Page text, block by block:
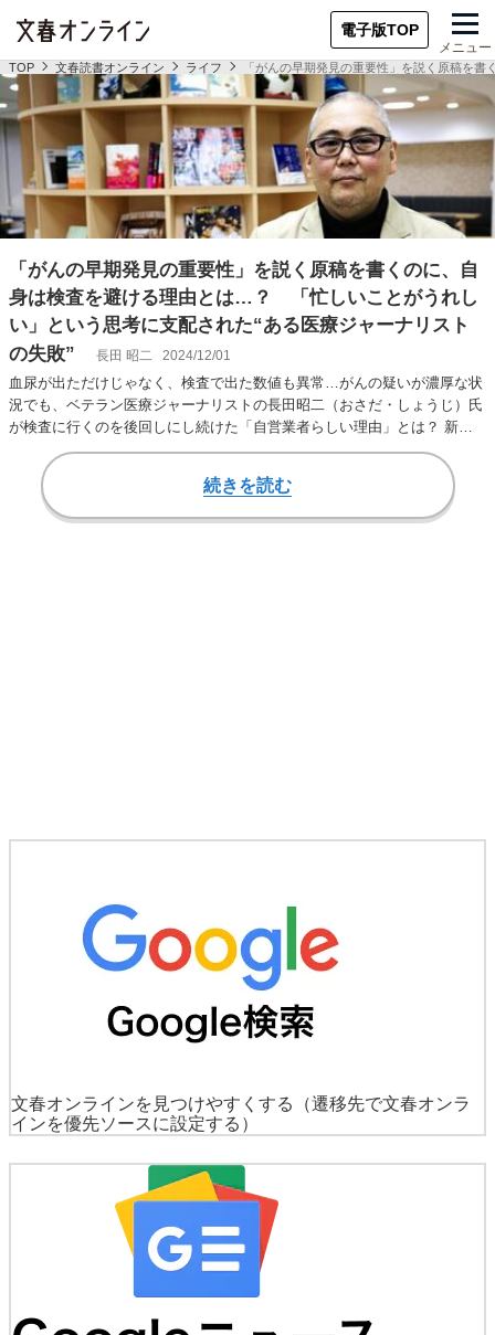
電子版TOP
メニュー
TOP 文春読書オンライン ライフ 「がんの早期発見の重要性」を説く原稿を
「がんの早期発見の重要性」を説く原稿を書くのに、自
身は検査を避ける理由とは…？ 「忙しいことがうれし
い」という思考に支配された“ある医療ジャーナリスト
の失敗”
長田 昭二 2024/12/01
血尿が出ただけじゃなく、検査で出た数値も異常…がんの疑いが濃厚な状
況でも、ベテラン医療ジャーナリストの長田昭二（おさだ・しょうじ）氏
が検査に行くのを後回しにし続けた「自営業者らしい理由」とは？ 新刊
『末期がん「おひ…
続きを読む
文春オンラインを見つけやすくする
（遷移先で文春オンラ
インを優先ソースに設定する）